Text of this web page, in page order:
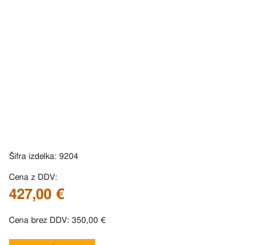
Šifra izdelka: 9204
Cena z DDV:
427,00 €
Cena brez DDV: 350,00 €